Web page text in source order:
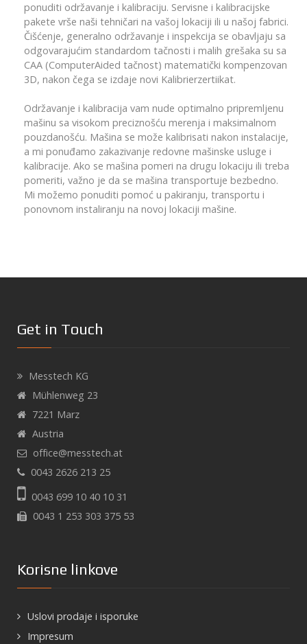
ponuditi održavanje i kalibraciju. Servisne i kalibracijske
pakete vrše naši tehničari na vašoj lokaciji ili u našoj fabrici.
Čišćenje, generalno održavanje i inspekcija se obavljaju sa
odgovarajućim standardom tačnosti i malih grešaka su sa
CAA (ComputerAided tačnost) matematički kompenzovan
3D, nakon čega se izdaje novi Kalibrierzertiikat.
Održavanje i kalibracija vam nude optimalno pripremljenu
mašinu sa visokom preciznošću merenja i maksimalnom
pouzdanošću. Mašina se može kalibrisati nakon instalacije,
a mi ponuđamo zakazivanje redovne mašinske usluge i
kalibracije. Ako se mašina pomeri na drugu lokaciju ili treba
pomeriti, važno je da se mašina transportuje bezbedno.
Mi možemo ponuditi pomoć u pakiranju, transportu i
ponovnom instaliranju na novoj lokaciji mašine.
Get in Touch
Messtech KG
Mühlenweg 23
7221 Marz
Austria
office@messtech.at
0043 2626 213 25
0043 699 10 40 10 31
0043 1 253 303 375 53
Korisne linkove
Uslovi prodaje i isporuke
Impresum